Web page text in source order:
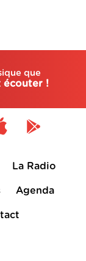
que
écouter !
La Radio
Agenda